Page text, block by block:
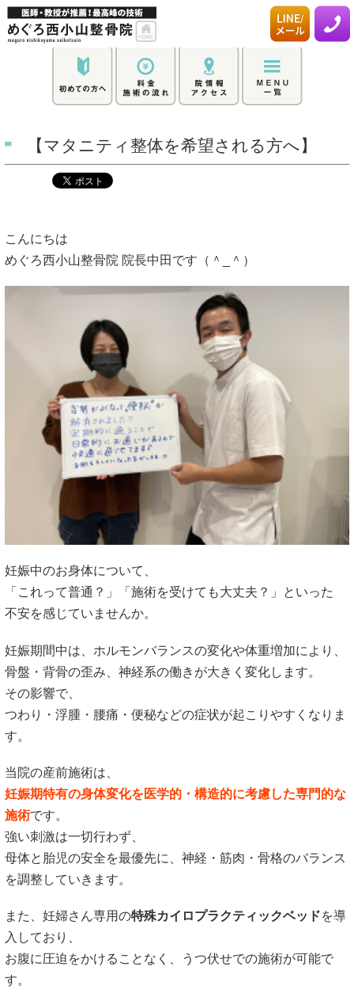
【マタニティ整体を希望される方へ】
こんにちは
めぐろ西小山整骨院 院長中田です（＾_＾）
妊娠中のお身体について、
「これって普通？」「施術を受けても大丈夫？」といった
不安を感じていませんか。
妊娠期間中は、ホルモンバランスの変化や体重増加により、
骨盤・背骨の歪み、神経系の働きが大きく変化します。
その影響で、
つわり・浮腫・腰痛・便秘などの症状が起こりやすくなりま
す。
当院の産前施術は、
妊娠期特有の身体変化を医学的・構造的に考慮した専門的な
施術です。
強い刺激は一切行わず、
母体と胎児の安全を最優先に、神経・筋肉・骨格のバランス
を調整していきます。
また、妊婦さん専用の特殊カイロプラクティックベッドを導
入しており、
お腹に圧迫をかけることなく、うつ伏せでの施術が可能で
す。